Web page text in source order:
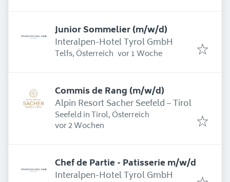
Junior Sommelier (m/w/d)
Interalpen-Hotel Tyrol GmbH
Telfs, Österreich Erschienen:
vor 1 Woche
Commis de Rang (m/w/d)
Alpin Resort Sacher Seefeld – Tirol
Seefeld in Tirol, Österreich
Erschienen:
vor 2 Wochen
Chef de Partie - Patisserie m/w/d
Interalpen-Hotel Tyrol GmbH